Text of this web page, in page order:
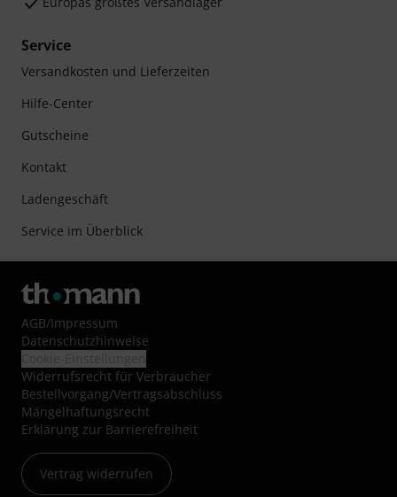
Service
Versandkosten und Lieferzeiten
Hilfe-Center
Gutscheine
Kontakt
Ladengeschäft
Service im Überblick
AGB/Impressum
Datenschutzhinweise
Widerrufsrecht für Verbraucher
Bestellvorgang/Vertragsabschluss
Mängelhaftungsrecht
Erklärung zur Barrierefreiheit
Vertrag widerrufen